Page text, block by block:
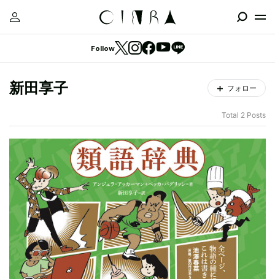
Follow
新田享子 フォロー
Total 2 Posts